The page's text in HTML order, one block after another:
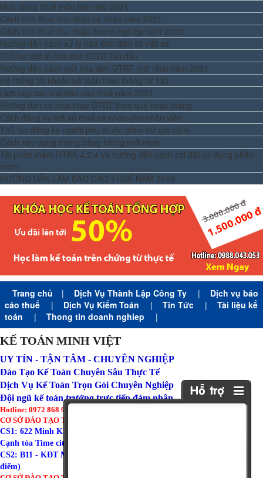
Mức đóng thuế môn bài năm 2021
Cách tính thuế thu nhập cá nhân năm 2021
Cách tính thuế thu nhập doanh nghiệp năm 2020
Hướng dẫn cách xử lý hóa đơn điện tử viết sai
Thủ tục đặt in hóa đơn GTGT lần đầu
Hướng dẫn cách viết hóa đơn GTGT mới nhất năm 2021
Hệ thống tài khoản kế toán theo thông tư 133
Lịch nộp các loại báo cáo thuế năm 2021
Hướng dẫn kê khai thuế GTGT theo quý hoặc tháng
Cách đăng ký mã số thuế cá nhân cho nhân viên
Thủ tục đăng ký người phụ thuộc giảm trừ gia cảnh
Cách xây dựng thang bảng lương mới nhất
Tải phần mềm HTKK 4.2.4 và hướng dẫn cách cài đặt sử dụng phần
mềm
HƯỚNG DẪN LÀM BÁO CÁO THUẾ NĂM 2019
Trang chủ | Dịch Vụ Thành Lập Công Ty |
Dịch vụ báo
cáo thuế
| Dịch Vụ Kiểm Toán | Tin Tức |
Tài liệu kế
toán
| Thong tin doanh nghiep |
KẾ TOÁN MINH VIỆT
UY TÍN - TẬN TÂM - CHUYÊN NGHIỆP
Đào Tạo Kế Toán Chuyên Sâu Thực Tế
Dịch Vụ Kế Toán Trọn Gói Chuyên Nghiệp
Đội ngũ kế toán trưởng trực tiếp đảm nhận
Hotline: 0972 868 960 (Zalo)
CƠ SỞ ĐÀO TẠO TẠI HÀ NỘI:
CS1: 622 Minh Khai - Hai Bà Trưng - Hà Nội ( Tòa Amber Riverside
Cạnh tòa Time city )
CS2: B11 - KĐT Mỹ Đình I - Từ Liêm - Hà Nội ( Gần trường đoàn thị
điểm)